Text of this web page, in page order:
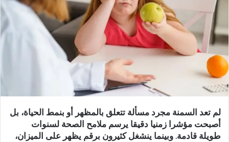
لم تعد السمنة مجرد مسألة تتعلق بالمظهر أو بنمط الحياة، بل
أصبحت مؤشرا زمنيا دقيقا يرسم ملامح الصحة لسنوات
طويلة قادمة. وبينما ينشغل كثيرون برقم يظهر على الميزان،